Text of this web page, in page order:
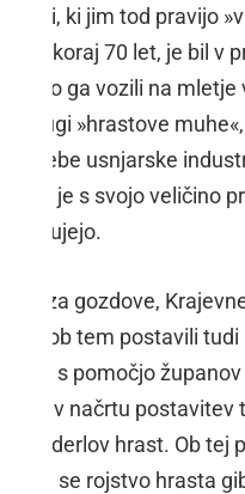
ki jim tod pravijo
skoraj 70 let, je bil
so ga vozili na
zaslugi »hrastove
potrebe usnjarske
pa je s svojo veličino
za gozdove,
ter ob tem postavili
ter s pomočjo
ima v načrtu
Niderlov hrast. Ob
da se rojstvo hrasta